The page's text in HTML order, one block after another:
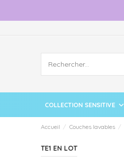
COLLECTION SENSITIVE
Accueil Couches lavables
TE1 EN LOT